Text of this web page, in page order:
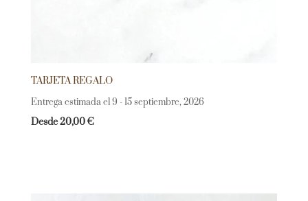
TARJETA REGALO
Entrega estimada el 9 - 15 septiembre, 2026
Desde20,00€